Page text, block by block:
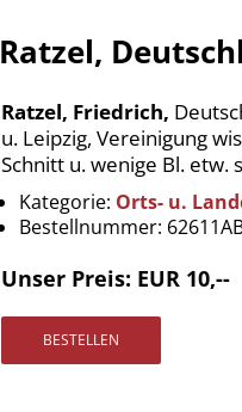
Ratzel,
Ratzel, Friedrich,
u. Leipzig, Vereinigung
Schnitt u. wenige Bl. etw.
Kategorie: Orts- u.
Bestellnummer:
Unser Preis: EUR 10,--